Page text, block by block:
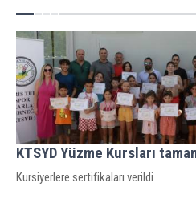
KTSYD Yüzme Kursları
Kursiyerlere sertifikaları verildi